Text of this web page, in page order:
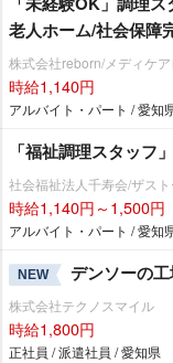
老人ホーム/社会保障
株式会社reborn/メディケ
時給1,140円
アルバイト・パート / 愛知
「福祉調理スタッフ
社会福祉法人千寿会/ザス
時給1,140円～1,500円
アルバイト・パート / 愛知
NEW デンソーの
株式会社テクノスマイル
時給1,800円
正社員 / 派遣社員 / 愛知県